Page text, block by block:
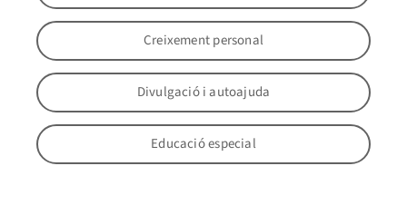
Creixement personal
Divulgació i autoajuda
Educació especial